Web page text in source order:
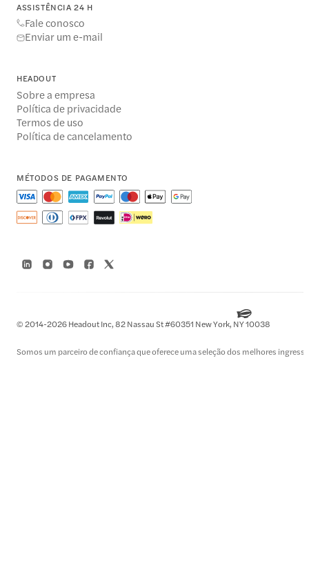
ASSISTÊNCIA 24 H
Fale conosco
Enviar um e-mail
HEADOUT
Sobre a empresa
Política de privacidade
Termos de uso
Política de cancelamento
MÉTODOS DE PAGAMENTO
© 2014-2026 Headout Inc, 82 Nassau St #60351 New York, NY 10038
Somos um parceiro de confiança que oferece uma seleção dos melhores